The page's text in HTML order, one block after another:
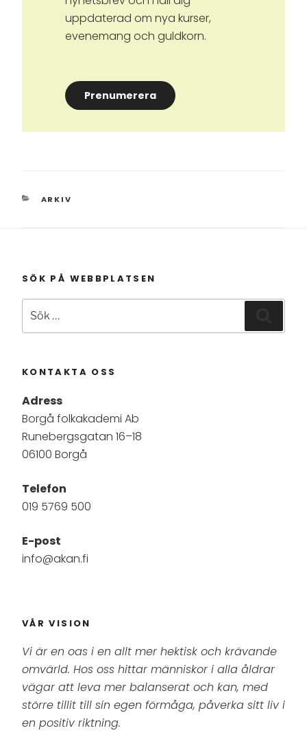
uppdaterad om nya kurser,
evenemang och guldkorn.
Prenumerera
KATEGORIER
ARKIV
SÖK PÅ WEBBPLATSEN
efter:
KONTAKTA OSS
Adress
Borgå folkakademi Ab
Runebergsgatan 16–18
06100 Borgå
Telefon
019 5769 500
E-post
info@akan.fi
VÅR VISION
Vi är en oas i en allt mer hektisk och krävande
omvärld. Hos oss hittar människor i alla åldrar
vägar att leva mer balanserat och kan, med
större tillit till sin egen förmåga, påverka sitt liv i
en positiv riktning.